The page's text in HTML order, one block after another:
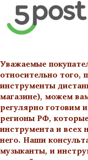
Уважаемые
относительно того,
инструменты
магазине), можем
регулярно готовим
регионы РФ,
инструмента и всех
него. Наши
музыканты, и